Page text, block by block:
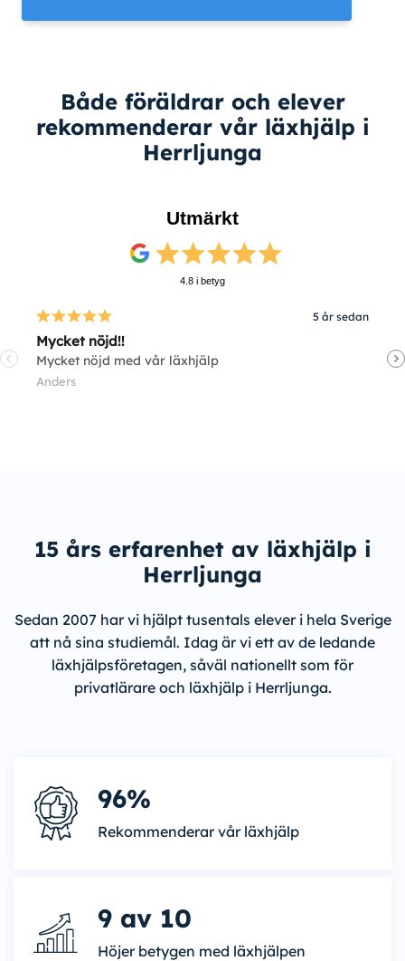
Både föräldrar och elever
rekommenderar vår läxhjälp i
Herrljunga
Utmärkt
4.8 i betyg
5 år sedan
Mycket nöjd!!
Mycket nöjd med vår läxhjälp
Anders
15 års erfarenhet av läxhjälp i
Herrljunga
Sedan 2007 har vi hjälpt tusentals elever i hela Sverige
att nå sina studiemål. Idag är vi ett av de ledande
läxhjälpsföretagen, såväl nationellt som för
privatlärare och läxhjälp i Herrljunga.
96%
Rekommenderar vår läxhjälp
9 av 10
Höjer betygen med läxhjälpen